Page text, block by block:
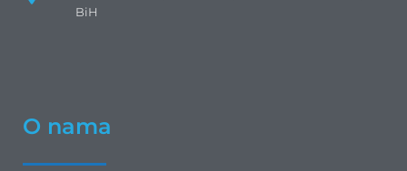
BiH
O nama